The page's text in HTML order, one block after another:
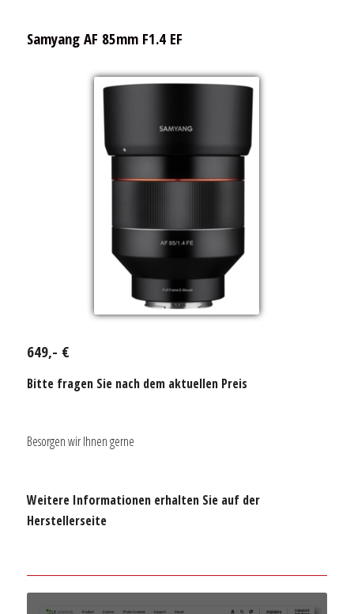
Samyang AF 85mm F1.4 EF
649,- €
Bitte fragen Sie nach dem aktuellen Preis
Besorgen wir Ihnen gerne
Weitere Informationen erhalten Sie auf der
Herstellerseite